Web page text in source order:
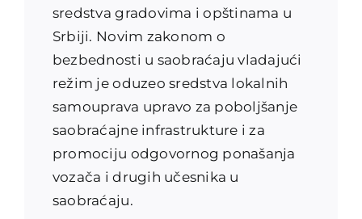
sredstva gradovima i opštinama u
Srbiji. Novim zakonom o
bezbednosti u saobraćaju vladajući
režim je oduzeo sredstva lokalnih
samouprava upravo za poboljšanje
saobraćajne infrastrukture i za
promociju odgovornog ponašanja
vozača i drugih učesnika u
saobraćaju.